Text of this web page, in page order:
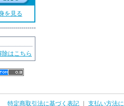
を見る
除はこちら
特定商取引法に基づく表記
支払い方法